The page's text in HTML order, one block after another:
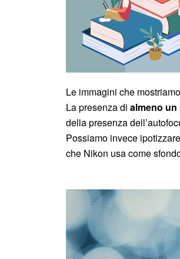
Le immagini che
La presenza di almeno un
della presenza
Possiamo invece
che Nikon usa come